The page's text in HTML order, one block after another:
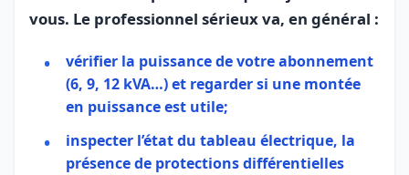
vous. Le professionnel sérieux va, en général :
vérifier la puissance de votre abonnement
(6, 9, 12 kVA…) et regarder si une montée
en puissance est utile;
inspecter l’état du tableau électrique, la
présence de protections différentielles